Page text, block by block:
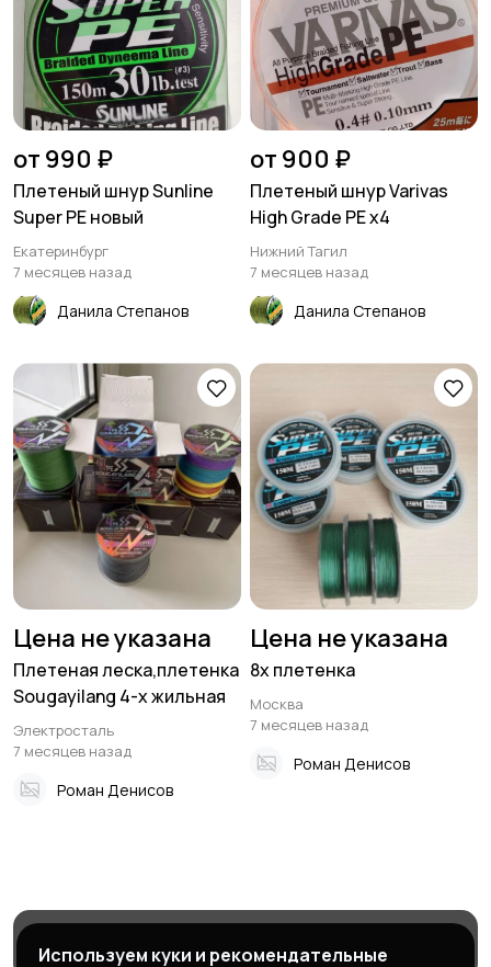
от 990 ₽
Плетеный шнур Sunline
Super PE новый
Екатеринбург
7 месяцев назад
Данила Степанов
от 900 ₽
Плетеный шнур Varivas
High Grade PE x4
Нижний Тагил
7 месяцев назад
Данила Степанов
Цена не указана
Плетеная леска,плетенка
Sougayilang 4-х жильная
Электросталь
7 месяцев назад
Роман Денисов
Цена не указана
8х плетенка
Москва
7 месяцев назад
Роман Денисов
Магазины
Используем куки и рекомендательные